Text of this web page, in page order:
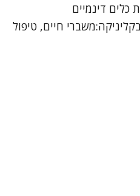
דינמיים
חיים, טיפול